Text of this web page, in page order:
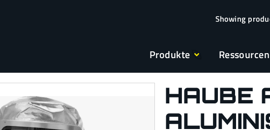
Produkte Ressourcen
HAUBE